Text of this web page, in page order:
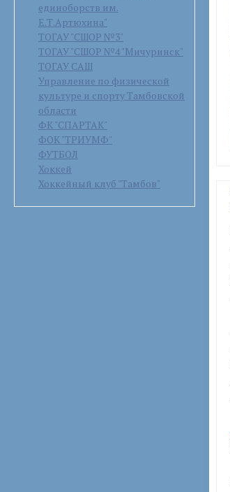
единоборств им.
Е.Т.Артюхина"
ТОГАУ "СШОР №3"
ТОГАУ "СШОР №4 "Мичуринск"
ТОГАУ САШ
Управление по физической
культуре и спорту Тамбовской
области
ФК "СПАРТАК"
ФОК "ТРИУМФ"
ФУТБОЛ
Хоккей
Хоккейный клуб "Тамбов"